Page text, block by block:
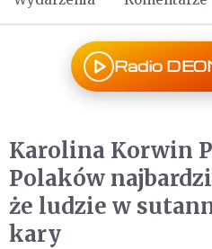
Radio
Karolina Korwin
Polaków
że ludzie w
kary